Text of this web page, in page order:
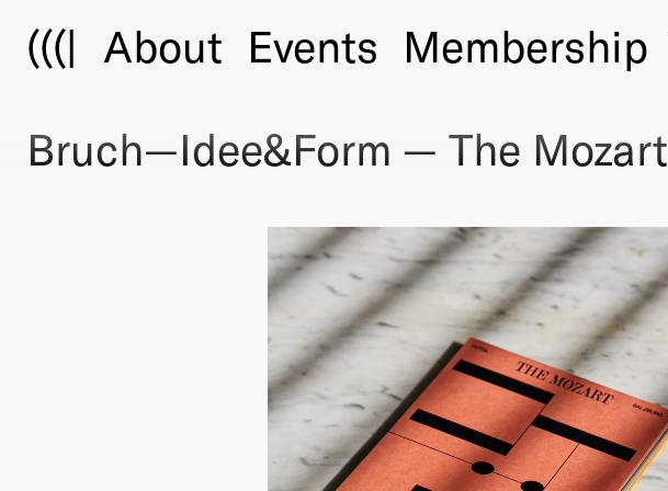
(((| About Events Membership
Bruch—Idee&Form — The Mozart